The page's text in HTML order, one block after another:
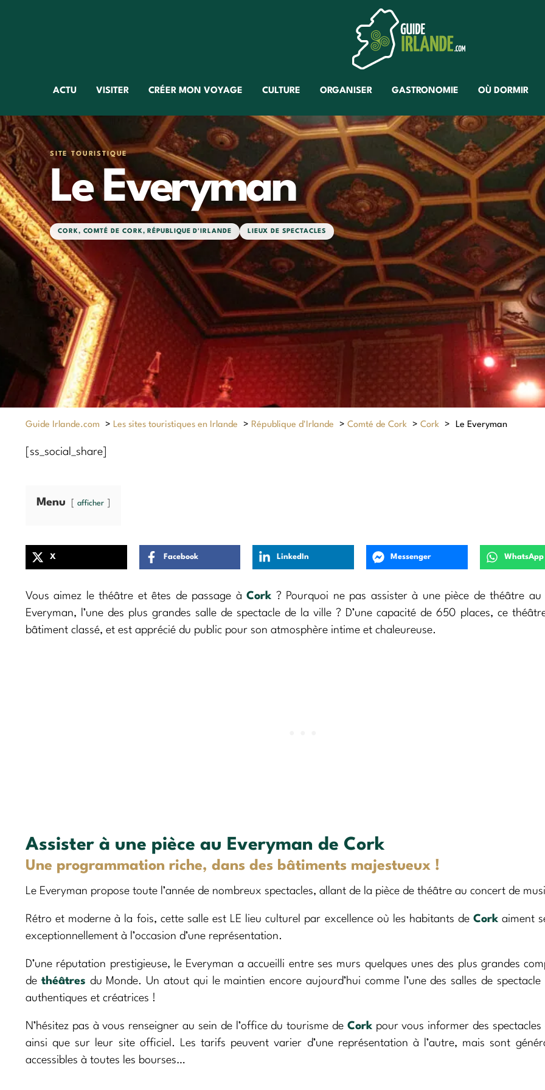
ACTU VISITER CRÉER MON VOYAGE CULTURE ORGANISER GASTRONOMIE OÙ DORMIR
SITE TOURISTIQUE
Le Everyman
CORK, COMTÉ DE CORK, RÉPUBLIQUE D'IRLANDE LIEUX DE SPECTACLES
Guide Irlande.com > Les sites touristiques en Irlande > République d'Irlande > Comté de Cork > Cork > Le Everyman
[ss_social_share]
Menu afficher
X Facebook LinkedIn Messenger WhatsApp
Vous aimez le théâtre et êtes de passage àCork ? Pourquoi ne pas assister à une pièce de théâtre au
Everyman, l’une des plus grandes salle de spectacle de la ville ? D’une capacité de 650 places, ce
bâtiment classé, et est apprécié du public pour son atmosphère intime et chaleureuse.
Assister à une pièce au Everyman de Cork
Une programmation riche, dans des bâtiments majestueux !
Le Everyman propose toute l’année de nombreux spectacles, allant de la pièce de théâtre au concert de
Rétro et moderne à la fois, cette salle est LE lieu culturel par excellence où les habitants deCork aiment
exceptionnellement à l’occasion d’une représentation.
D’une réputation prestigieuse, le Everyman a accueilli entre ses murs quelques unes des plus grandes
de théâtres du Monde. Un atout qui le maintien encore aujourd’hui comme l’une des salles de spectacle
authentiques et créatrices !
N’hésitez pas à vous renseigner au sein de l’office du tourisme de Corkpour vous informer des spectacles
ainsi que sur leur site officiel. Les tarifs peuvent varier d’une représentation à l’autre, mais sont
accessibles à toutes les bourses…